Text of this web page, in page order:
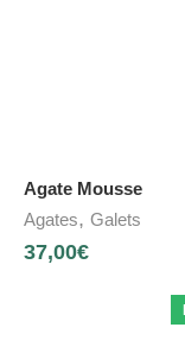
Agate Mousse
Agates, Galets
37,00€